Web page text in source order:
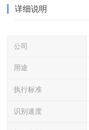
详细说明
公司
用途
执行标准
识别速度